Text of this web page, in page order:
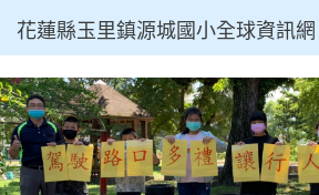
花蓮縣玉里鎮源城國小全球資訊網